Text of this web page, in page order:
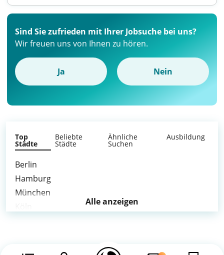
Sind Sie zufrieden mit Ihrer Jobsuche bei uns?
Wir freuen uns von Ihnen zu hören.
Ja Nein
Top
Städte
Beliebte
Städte
Ähnliche
Suchen
Ausbildung
Berlin
Hamburg
München
Alle anzeigen